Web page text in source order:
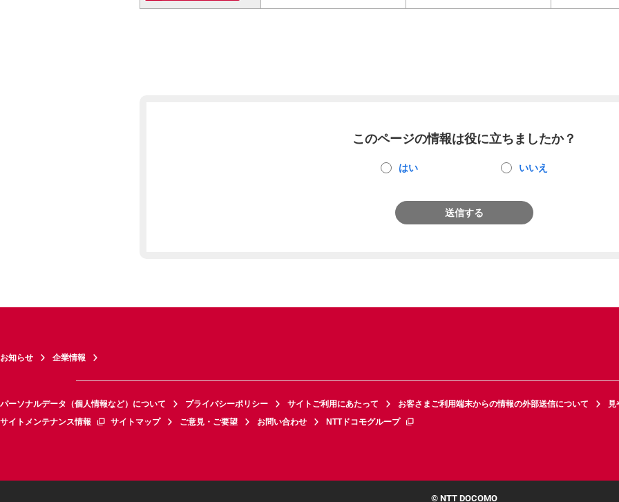
このページの情報は役に立ちましたか？
はい いいえ
送信する
お知らせ 企業情報
パーソナルデータ（個人情報など）について プライバシーポリシー サイトご利用にあたって お客さまご利用端末からの情報の外部送信について
見
サイトメンテナンス情報
サイトマップ ご意見・ご要望 お問い合わせ NTTドコモグループ
© NTT DOCOMO